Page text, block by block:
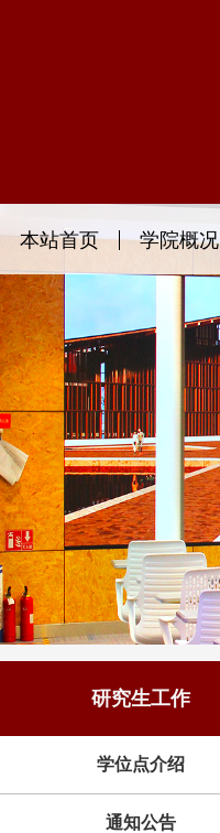
本站首页 学院概况
研究生工作
学位点介绍
通知公告